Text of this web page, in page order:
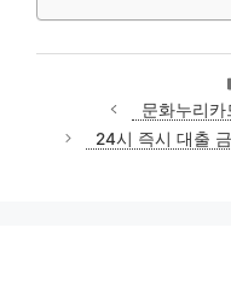
문화누리
24시 즉시 대출